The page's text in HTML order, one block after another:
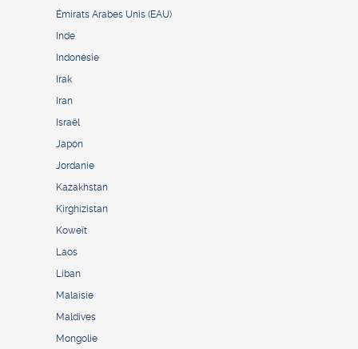
Émirats Arabes Unis (EAU)
Inde
Indonésie
Irak
Iran
Israël
Japon
Jordanie
Kazakhstan
Kirghizistan
Koweït
Laos
Liban
Malaisie
Maldives
Mongolie